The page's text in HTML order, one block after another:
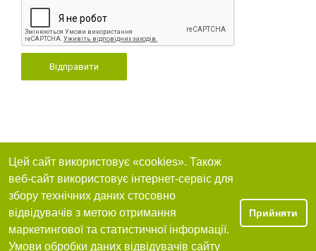
Відправити
Цей сайт використовує «cookies». Також
веб-сайт використовує інтернет-сервіс для
збору технічних даних стосовно
відвідувачів з метою отримання
маркетингової та статистичної інформації.
Умови обробки даних відвідувачів сайту
Прийняти